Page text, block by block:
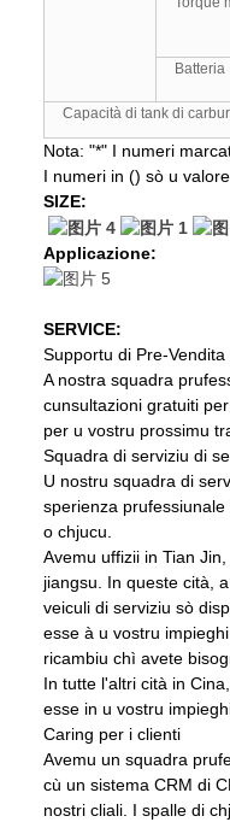
Batteria
Capacità di tank di
Nota: "*" I numeri
I numeri in () sò u
SIZE:
Applicazione:
SERVICE:
Supportu di Pre-Vendita
A nostra squadra
cunsultazioni gratuiti
per u vostru prossimu
Squadra di serviziu di
U nostru squadra di
sperienza
o chjucu.
Avemu uffizii in Tian
jiangsu. In queste cità,
veiculi di serviziu sò
esse à u vostru
ricambiu chì avete
In tutte l'altri cità in
esse in u vostru
Caring per i clienti
Avemu un squadra
cù un sistema CRM di
nostri cliali. I spalle di